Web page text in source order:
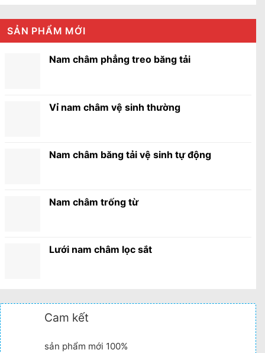
SẢN PHẨM MỚI
Nam châm phẳng treo băng tải
Vỉ nam châm vệ sinh thường
Nam châm băng tải vệ sinh tự động
Nam châm trống từ
Lưới nam châm lọc sắt
Cam kết
sản phẩm mới 100%